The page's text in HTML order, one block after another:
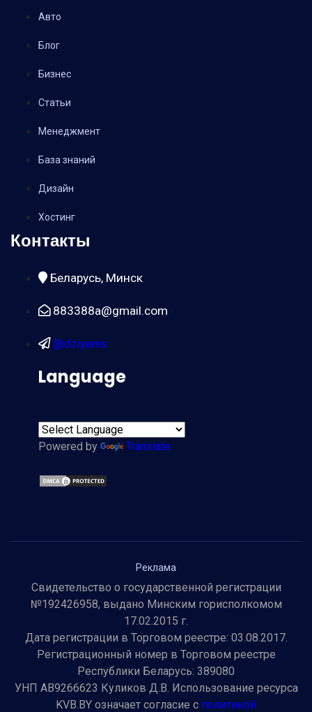
Авто
Блог
Бизнес
Статьи
Менеджмент
База знаний
Дизайн
Хостинг
Контакты
Беларусь, Минск
883388a@gmail.com
@dziyanis
Language
Powered by Translate
Реклама
Свидетельство о государственной регистрации
№192426958, выдано Минским горисполкомом
17.02.2015 г.
Дата регистрации в Торговом реестре: 03.08.2017.
Регистрационный номер в Торговом реестре
Республики Беларусь: 389080
УНП AB9266623 Куликов Д.В. Использование ресурса
KVB.BY означает согласие с политикой